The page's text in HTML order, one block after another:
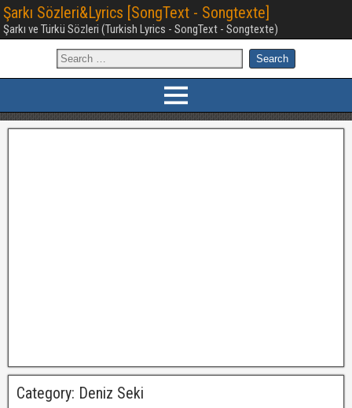
Şarkı Sözleri&Lyrics [SongText - Songtexte]
Şarkı ve Türkü Sözleri (Turkish Lyrics - SongText - Songtexte)
Category: Deniz Seki